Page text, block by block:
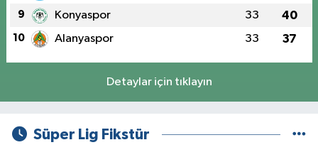
9 Konyaspor 33 40
10 Alanyaspor 33 37
Detaylar için tıklayın
Süper Lig Fikstür